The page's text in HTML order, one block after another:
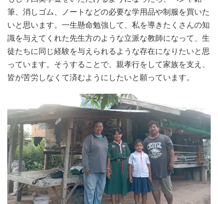
筆、消しゴム、ノートなどの必要な学用品や制服を買いた
いと思います。一生懸命勉強して、私を導きたくさんの知
識を与えてくれた先生方のような立派な教師になって、生
徒たちに同じ経験を与えられるような存在になりたいと思
っています。そうすることで、親孝行をして家族を支え、
皆が苦労しなくて済むようにしたいと願っています。